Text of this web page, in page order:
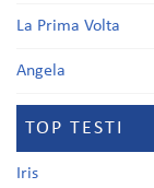
La Prima Volta
Angela
TOP TESTI
Iris